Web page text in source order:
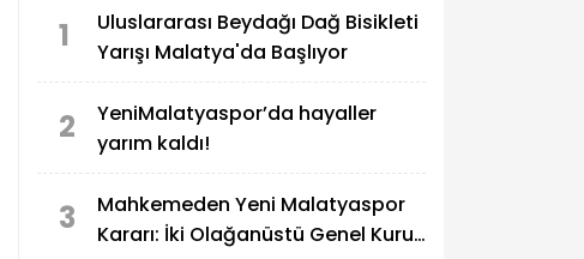
1
Uluslararası Beydağı Dağ Bisikleti
Yarışı Malatya'da Başlıyor
2
YeniMalatyaspor’da hayaller
yarım kaldı!
3
Mahkemeden Yeni Malatyaspor
Kararı: İki Olağanüstü Genel Kurul